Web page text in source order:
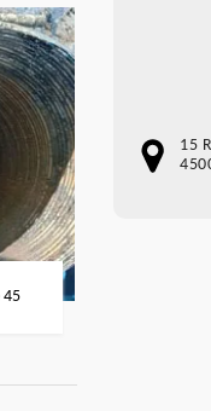
45
15